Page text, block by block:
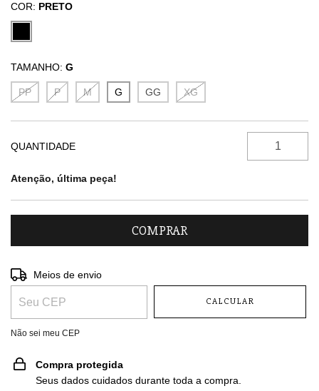
COR: PRETO
TAMANHO: G
PP P M G GG XG
QUANTIDADE
Atenção, última peça!
Entregas para o CEP:
Meios de envio
CALCULAR
Não sei meu CEP
Compra protegida
Seus dados cuidados durante toda a compra.